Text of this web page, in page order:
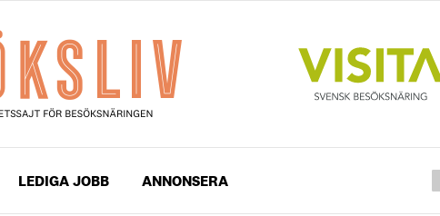
LEDIGA JOBB ANNONSERA